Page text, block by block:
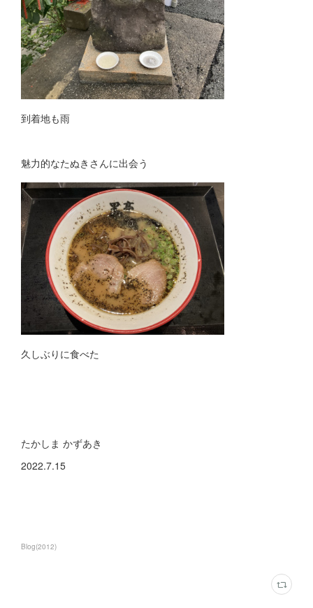
到着地も雨
魅力的なたぬきさんに出会う
久しぶりに食べた
たかしま かずあき
2022.7.15
Blog(2012)